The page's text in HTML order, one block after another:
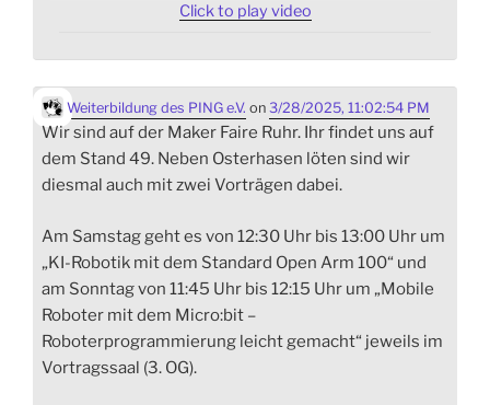
Click to play video
Weiterbildung des PING e.V. on 3/28/2025, 11:02:54 PM
Wir sind auf der Maker Faire Ruhr. Ihr findet uns auf
dem Stand 49. Neben Osterhasen löten sind wir
diesmal auch mit zwei Vorträgen dabei.
Am Samstag geht es von 12:30 Uhr bis 13:00 Uhr um
„KI-Robotik mit dem Standard Open Arm 100“ und
am Sonntag von 11:45 Uhr bis 12:15 Uhr um „Mobile
Roboter mit dem Micro:bit –
Roboterprogrammierung leicht gemacht“ jeweils im
Vortragssaal (3. OG).